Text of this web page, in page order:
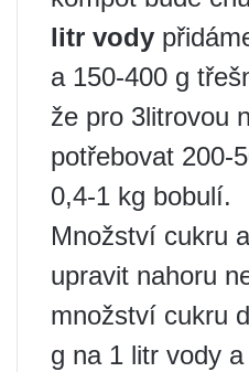
litr vody
a 150-400 g
že pro 3litrovou
potřebovat 200-
0,4-1 kg bobulí.
Množství cukru
upravit nahoru
množství cukru
g na 1 litr vody